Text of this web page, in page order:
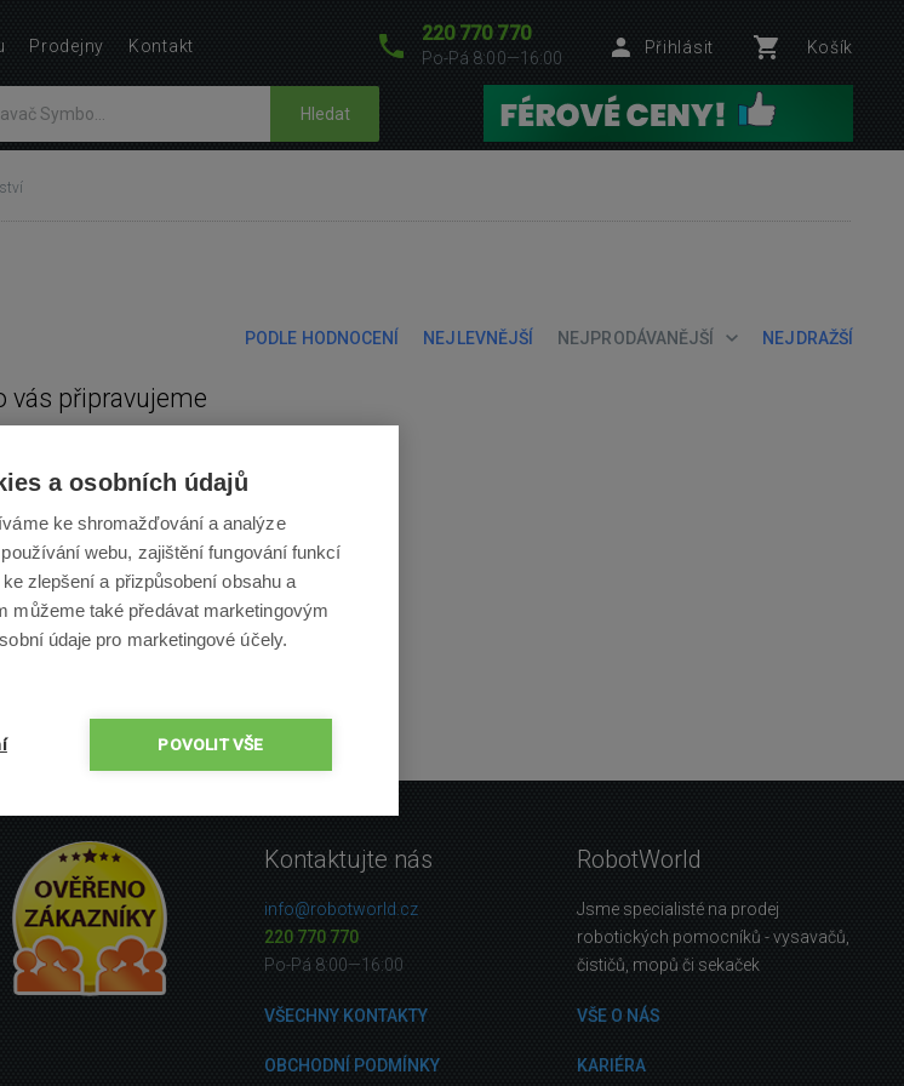
220 770 770
Po-Pá 8:00—16:00
Přihlásit Košík
Hledat
PODLE HODNOCENÍ NEJLEVNĚJŠÍ NEJPRODÁVANĚJŠÍ NEJDRAŽŠÍ
vás připravujeme
Prodejny Kontakt
Kontaktujte nás
info@robotworld.cz
220 770 770
Po-Pá 8:00—16:00
VŠECHNY KONTAKTY
OBCHODNÍ PODMÍNKY
RobotWorld
Jsme specialisté na prodej
robotických pomocníků - vysavačů,
čističů, mopů či sekaček
VŠE O NÁS
KARIÉRA
a osobních údajů
ke shromažďování a analýze
webu, zajištění fungování funkcí
zlepšení a přizpůsobení obsahu a
můžeme také předávat marketingovým
údaje pro marketingové účely.
POVOLIT VŠE